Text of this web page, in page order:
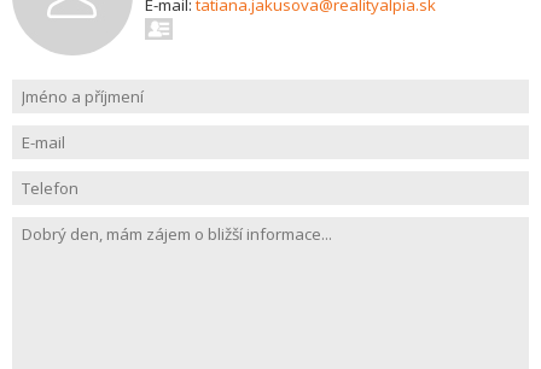
E-mail: tatiana.jakusova@realityalpia.sk